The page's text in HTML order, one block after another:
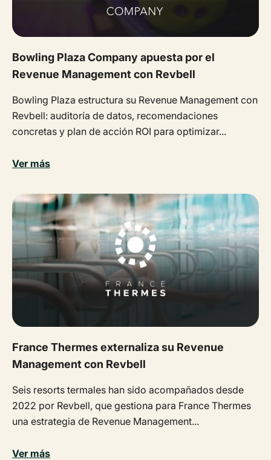
Bowling Plaza Company apuesta por el
Revenue Management con Revbell
Bowling Plaza estructura su Revenue Management con
Revbell: auditoría de datos, recomendaciones
concretas y plan de acción ROI para optimizar...
Ver más
France Thermes externaliza su Revenue
Management con Revbell
Seis resorts termales han sido acompañados desde
2022 por Revbell, que gestiona para France Thermes
una estrategia de Revenue Management...
Ver más